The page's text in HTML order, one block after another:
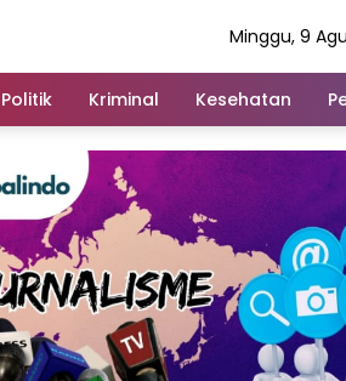
Minggu, 9
Politik Kriminal Kesehatan